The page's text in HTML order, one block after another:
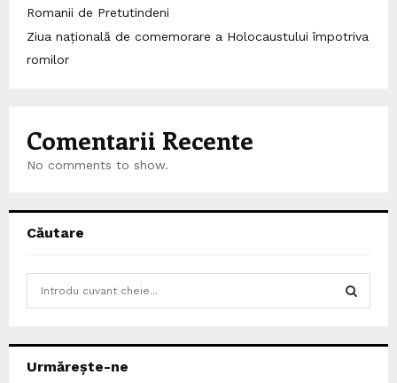
Romanii de Pretutindeni
Ziua națională de comemorare a Holocaustului împotriva
romilor
Comentarii Recente
No comments to show.
Căutare
h
Urmărește-ne